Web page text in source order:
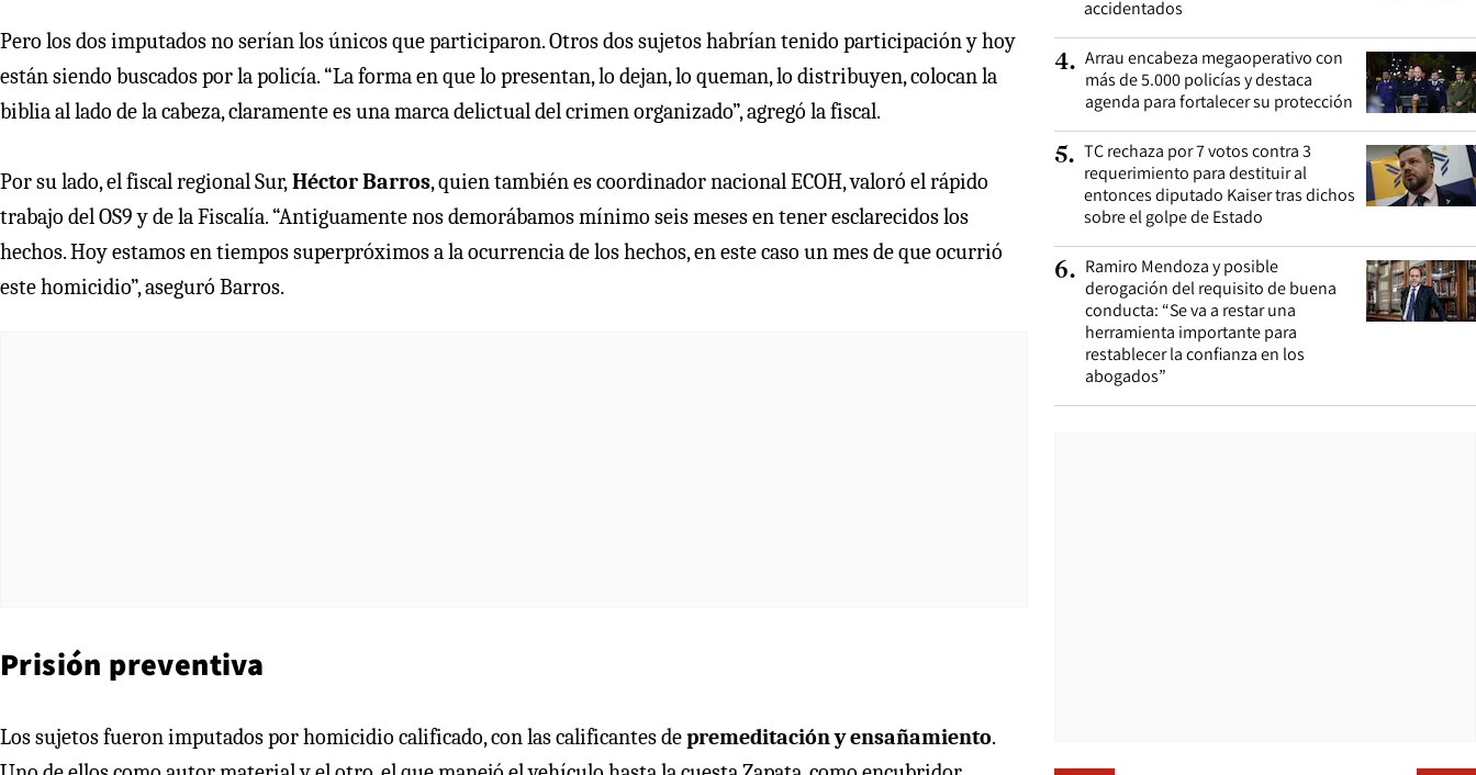
Pero los dos imputados no serían los únicos que participaron. Otros dos sujetos habrían tenido participación y hoy
están siendo buscados por la policía. “La forma en que lo presentan, lo dejan, lo queman, lo distribuyen, colocan la
biblia al lado de la cabeza, claramente es una marca delictual del crimen organizado”, agregó la fiscal.
Por su lado, el fiscal regional Sur,Héctor Barros, quien también es coordinador nacional ECOH, valoró el rápido
trabajo del OS9 y de la Fiscalía. “Antiguamente nos demorábamos mínimo seis meses en tener esclarecidos los
hechos. Hoy estamos en tiempos superpróximos a la ocurrencia de los hechos, en este caso un mes de que ocurrió
este homicidio”, aseguró Barros.
Prisión preventiva
Los sujetos fueron imputados por homicidio calificado, con las calificantes depremeditación y ensañamiento.
accidentados
4. Arrau encabeza megaoperativo con
más de 5.000 policías y destaca
agenda para fortalecer su protección
5. TC rechaza por 7 votos contra 3
requerimiento para destituir al
entonces diputado Kaiser tras dichos
sobre el golpe de Estado
6. Ramiro Mendoza y posible
derogación del requisito de buena
conducta: “Se va a restar una
herramienta importante para
restablecer la confianza en los
abogados”